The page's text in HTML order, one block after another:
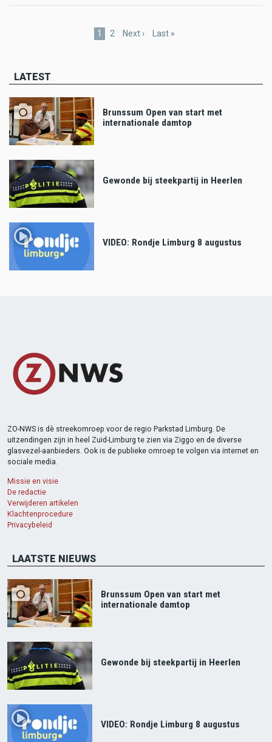
Current
1 Page
2
Next
Next ›
Last
Last »
LATEST
Brunssum Open van start met
internationale damtop
Gewonde bij steekpartij in Heerlen
VIDEO: Rondje Limburg 8 augustus
ZO-NWS is dè streekomroep voor de regio Parkstad Limburg. De
uitzendingen zijn in heel Zuid-Limburg te zien via Ziggo en de diverse
glasvezel-aanbieders. Ook is de publieke omroep te volgen via internet en
sociale media.
Missie en visie
De redactie
Verwijderen artikelen
Klachtenprocedure
Privacybeleid
LAATSTE NIEUWS
Brunssum Open van start met
internationale damtop
Gewonde bij steekpartij in Heerlen
VIDEO: Rondje Limburg 8 augustus